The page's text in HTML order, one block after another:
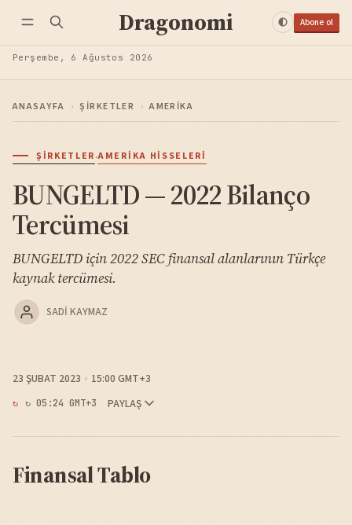
Dragonomi Abone ol
Perşembe, 6 Ağustos 2026
ANASAYFA › ŞIRKETLER › AMERIKA
ŞIRKETLER·AMERIKA HISSELERI
BUNGELTD — 2022 Bilanço
Tercümesi
BUNGELTD için 2022 SEC finansal alanlarının Türkçe
kaynak tercümesi.
SADI KAYMAZ
23 ŞUBAT 2023 15:00 GMT+3
↻ 05:24 GMT+3 PAYLAŞ
Finansal Tablo